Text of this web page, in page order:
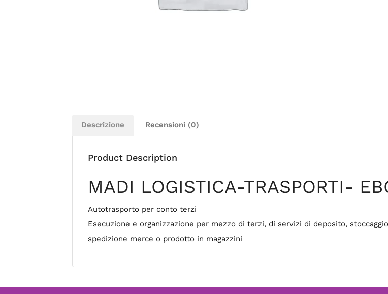
Descrizione Recensioni (0)
Product Description
MADI LOGISTICA-TRASPORTI-
Autotrasporto per conto terzi
Esecuzione e organizzazione per mezzo di terzi, di servizi di deposito,
spedizione merce o prodotto in magazzini